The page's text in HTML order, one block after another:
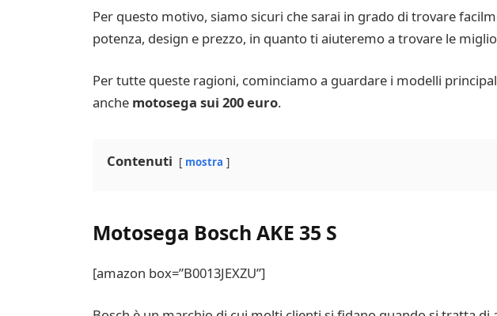
Per questo motivo, siamo sicuri che sarai in grado di trovare
potenza, design e prezzo, in quanto ti aiuteremo a trovare le
Per tutte queste ragioni, cominciamo a guardare i modelli
anche motosega sui 200 euro.
Contenuti mostra
Motosega Bosch AKE 35 S
[amazon box=”B0013JEXZU”]